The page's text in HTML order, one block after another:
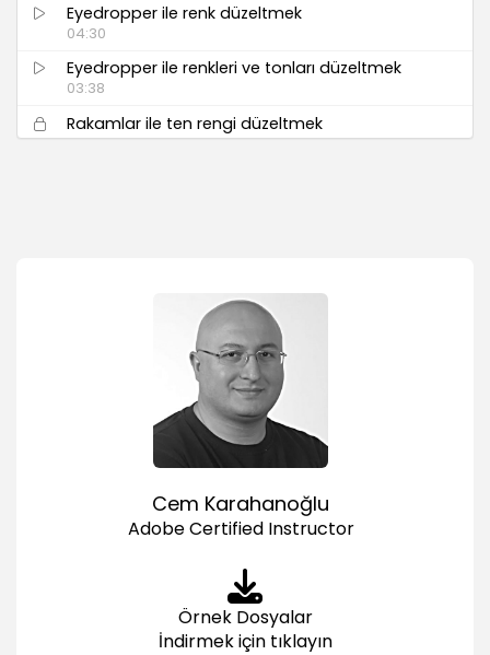
Eyedropper ile renk düzeltmek
04:30
Eyedropper ile renkleri ve tonları düzeltmek
03:38
Rakamlar ile ten rengi düzeltmek
06:18
Selective Color ile renk değiştirmek
Dramatik günbatımı renkleri oluşturmak
Color Balace ile günbatımı renklerini
güzelleştirmek
Color Balace ile seçimleri ve maskeleri birlikte
kullanmak
Fotoğrafları Karartmak ve Ağartmak
Burn ve Dodge araçlarını kullanmak
Cem Karahanoğlu
Adobe Certified Instructor
Örnek Dosyalar
İndirmek için tıklayın